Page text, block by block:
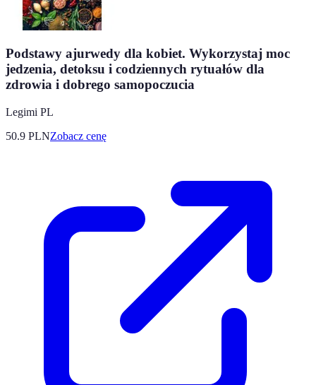
Podstawy ajurwedy dla kobiet. Wykorzystaj moc
jedzenia, detoksu i codziennych rytuałów dla
zdrowia i dobrego samopoczucia
Legimi PL
50.9 PLNZobacz cenę